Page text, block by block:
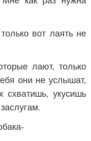
вот лаять не
лают, только
они не услышат,
схватишь, укусишь